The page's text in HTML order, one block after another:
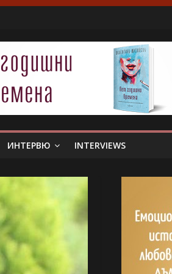
ми се случва в живота
ИНТЕРВЮ INTERVIEWS